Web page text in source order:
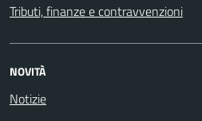
Tributi, finanze e contravvenzioni
NOVITÀ
Notizie